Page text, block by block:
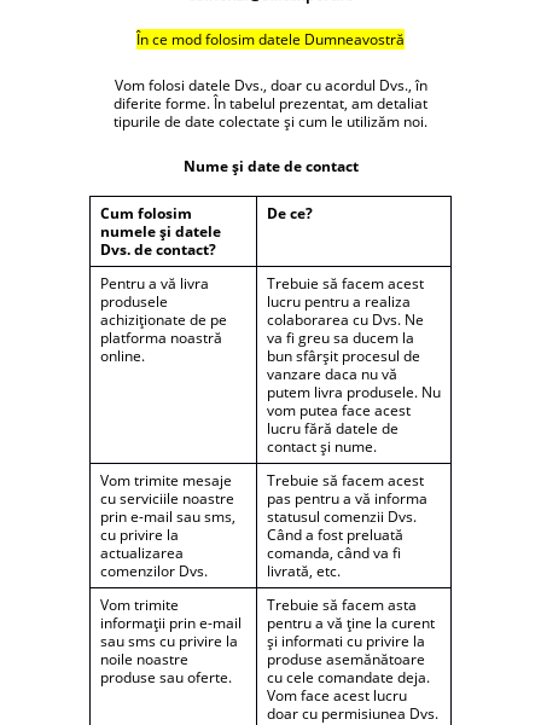
În ce mod folosim datele Dumneavostră
Vom folosi datele Dvs., doar cu acordul Dvs., în
diferite forme. În tabelul prezentat, am detaliat
tipurile de date colectate și cum le utilizăm noi.
Nume și date de contact
Cum folosim
numele și datele
Dvs. de contact?
De ce?
Pentru a vă livra
produsele
achiziționate de pe
platforma noastră
online.
Trebuie să facem acest
lucru pentru a realiza
colaborarea cu Dvs. Ne
va fi greu sa ducem la
bun sfârșit procesul de
vanzare daca nu vă
putem livra produsele. Nu
vom putea face acest
lucru fără datele de
contact și nume.
Vom trimite mesaje
cu serviciile noastre
prin e-mail sau sms,
cu privire la
actualizarea
comenzilor Dvs.
Trebuie să facem acest
pas pentru a vă informa
statusul comenzii Dvs.
Când a fost preluată
comanda, când va fi
livrată, etc.
Vom trimite
informații prin e-mail
sau sms cu privire la
noile noastre
produse sau oferte.
Trebuie să facem asta
pentru a vă ține la curent
și informati cu privire la
produse asemănătoare
cu cele comandate deja.
Vom face acest lucru
doar cu permisiunea Dvs.